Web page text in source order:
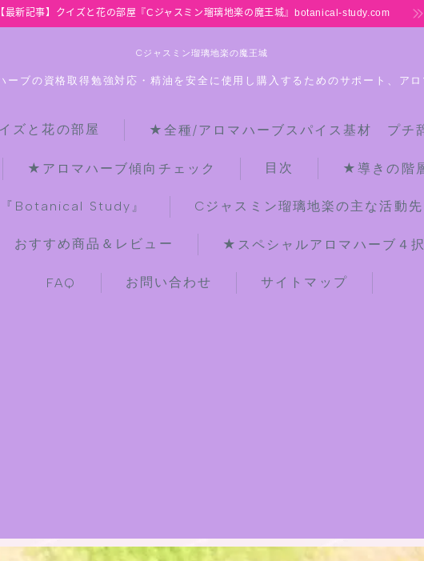
【最新記事】クイズと花の部屋『Cジャスミン瑠璃地楽の魔王城』botanical-study.com
Cジャスミン瑠璃地楽の魔王城
ーブの資格取得勉強対応・精油を安全に使用し購入するためのサポート、ア
ズと花の部屋 ★全種/アロマハーブスパイス基材 プチ
★アロマハーブ傾向チェック 目次 ★導きの階
Botanical Study』 Cジャスミン瑠璃地楽の主な活動
おすすめ商品＆レビュー ★スペシャルアロマハーブ４
FAQ お問い合わせ サイトマップ
【最新】クイズと花の部屋
★全種/アロマハーブスパイス基材 プ
お知らせ